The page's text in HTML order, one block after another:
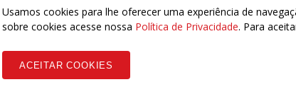
Única dos Trabalhadores 3.960 - Entidades Filiadas | 7.933.029 -
Usamos cookies para lhe oferecer uma experiência de
sobre cookies acesse nossa Política de Privacidade. Para
ACEITAR COOKIES